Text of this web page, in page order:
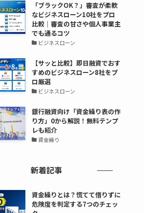
「ブラックOK？」審査が柔軟
なビジネスローン10社をプロ
比較｜審査の甘さや個人事業主
でも通るコツ
ビジネスローン
【サッと比較】即日融資でおす
すめのビジネスローン8社をプ
ロ厳選
ビジネスローン
銀行融資向け「資金繰り表の作
り方」0から解説！無料テンプ
レも紹介
資金繰り
新着記事
資金繰りとは？慌てて借りずに
危険度を判定する7つのチェッ